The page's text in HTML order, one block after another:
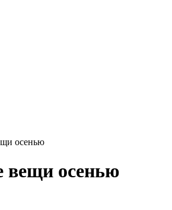
осенью
вещи осенью